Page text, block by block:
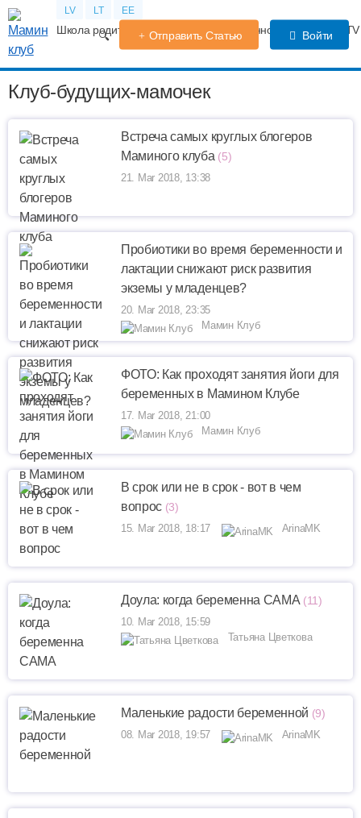
LV LT EE
Школа родителей Календарь беременности Форум
Отправить Статью Войти
Клуб-будущих-мамочек
Встреча самых круглых блогеров
Маминого клуба (5)
21. Mar 2018, 13:38
Пробиотики во время беременности и
лактации снижают риск развития
экземы у младенцев?
20. Mar 2018, 23:35
Мамин Клуб
ФОТО: Как проходят занятия йоги для
беременных в Мамином Клубе
17. Mar 2018, 21:00
Мамин Клуб
В срок или не в срок - вот в чем
вопрос (3)
15. Mar 2018, 18:17 ArinaMK
Доула: когда беременна САМА (11)
10. Mar 2018, 15:59
Татьяна Цветкова
Маленькие радости беременной (9)
08. Mar 2018, 19:57 ArinaMK